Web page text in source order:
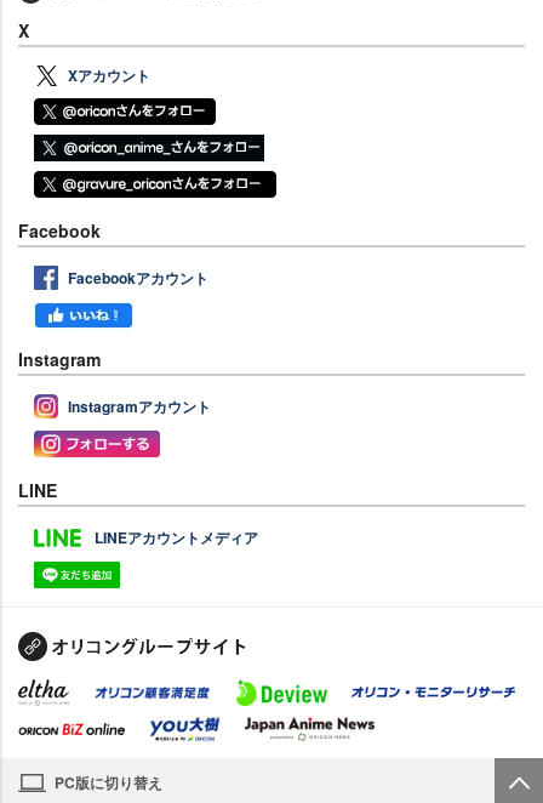
X
Xアカウント
Facebook
Facebookアカウント
Instagram
Instagramアカウント
LINE
LINEアカウントメディア
PC版に切り替え